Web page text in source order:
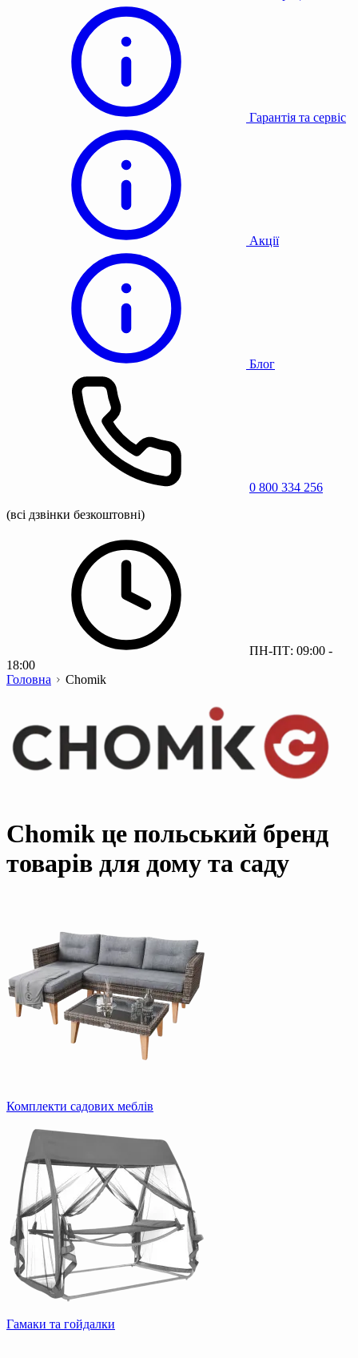
Гарантія та сервіс
Акції
Блог
0 800 334 256
(всі дзвінки безкоштовні)
ПН-ПТ: 09:00 -
18:00
Головна
Chomik
Chomik це польський бренд
товарів для дому та саду
Комплекти садових меблів
Гамаки та гойдалки